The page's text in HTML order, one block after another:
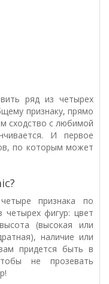
ряд из четырех
признаку, прямо
сходство с любимой
И первое
по которым может
признака по
фигур: цвет
(высокая или
наличие или
придется быть в
не прозевать